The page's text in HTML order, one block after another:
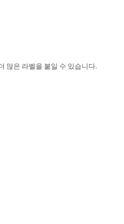
많은 라벨을 붙일 수 있습니다.